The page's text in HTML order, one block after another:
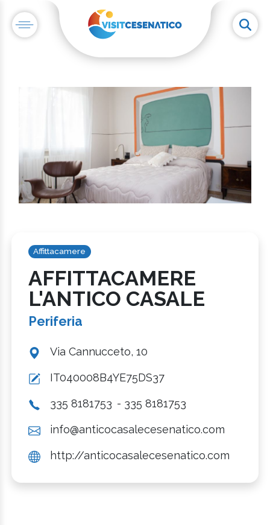
Affittacamere
AFFITTACAMERE
L'ANTICO CASALE
Periferia
Via Cannucceto, 10
IT040008B4YE75DS37
335 8181753 - 335 8181753
info@anticocasalecesenatico.com
http://anticocasalecesenatico.com